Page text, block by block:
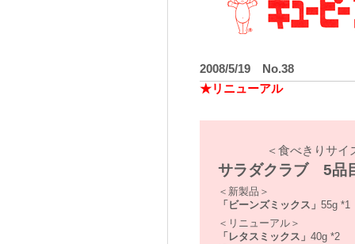
2008/5/19 No.38
★リニューアル
＜食べきりサ
サラダクラブ 5品
＜新製品＞
「ビーンズミックス」 55g *1
＜リニューアル＞
「レタスミックス」 40g *2